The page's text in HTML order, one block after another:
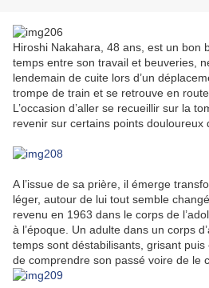
Hiroshi Nakahara, 48 ans, est un bon
temps entre son travail et beuveries,
lendemain de cuite lors d’un
trompe de train et se retrouve en
L’occasion d’aller se recueillir sur la
revenir sur certains points douloureux
A l’issue de sa prière, il émerge
léger, autour de lui tout semble
revenu en 1963 dans le corps de
à l’époque. Un adulte dans un corps
temps sont déstabilisants, grisant
de comprendre son passé voire de le